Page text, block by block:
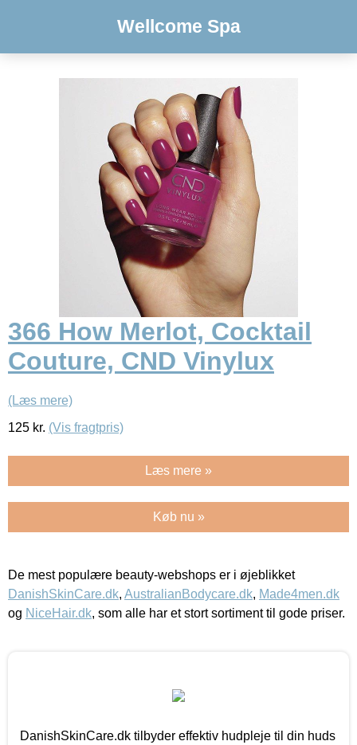
Wellcome Spa
366 How Merlot, Cocktail
Couture, CND Vinylux
(Læs mere)
125 kr. (Vis fragtpris)
Læs mere »
Køb nu »
De mest populære beauty-webshops er i øjeblikket
DanishSkinCare.dk, AustralianBodycare.dk, Made4men.dk
og NiceHair.dk, som alle har et stort sortiment til gode priser.
DanishSkinCare.dk tilbyder effektiv hudpleje til din huds